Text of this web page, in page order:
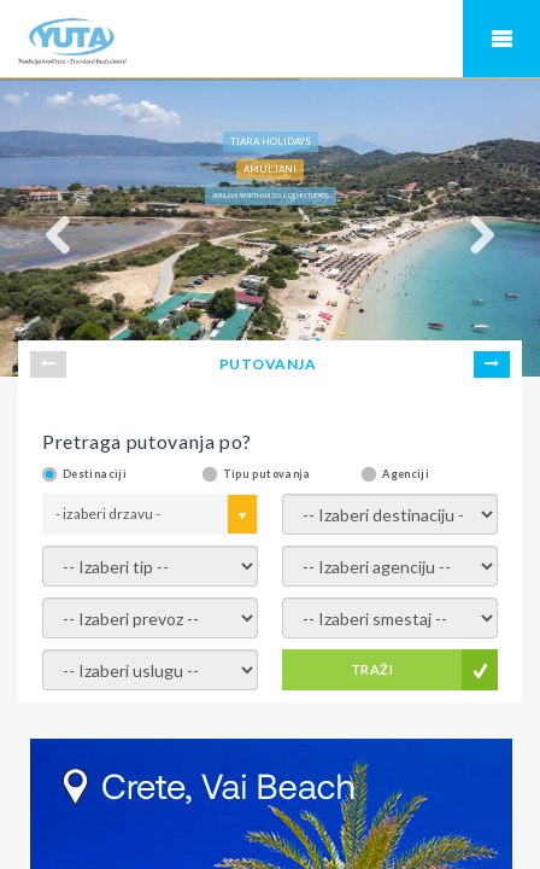
TIARA HOLIDAYS
AMULJANI
AMULJANI APARTMANI 2026, DEMI STUDIOS
PUTOVANJA
Pretraga putovanja po?
Destinaciji Tipu putovanja Agenciji
- izaberi drzavu - - izaberi destinaciju -
- izaberi tip - - izaberi agenciju -
- izaberi prevoz - - Izaberite smestaj -
- Izaberite uslugu - TRAŽI